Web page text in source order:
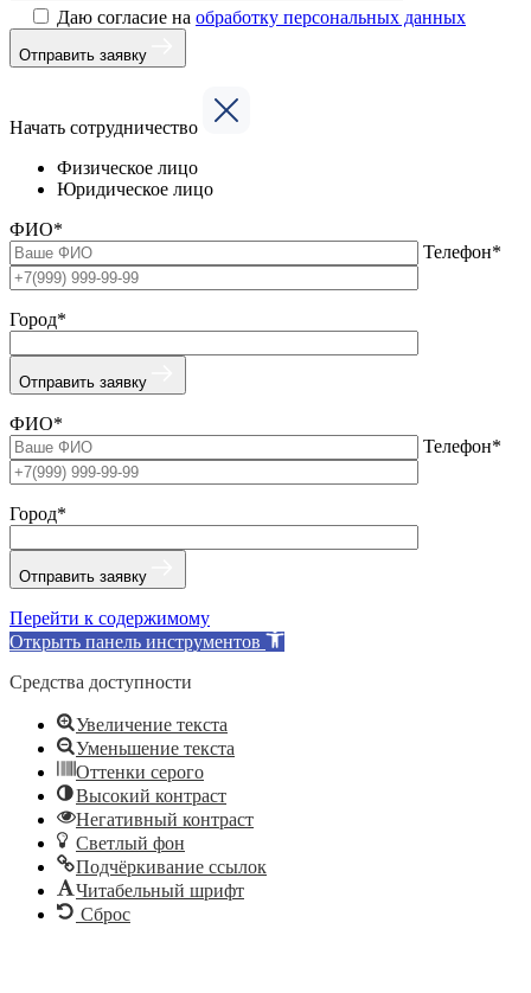
Даю согласие на обработку персональных данных
Отправить заявку
Начать сотрудничество
Физическое лицо
Юридическое лицо
ФИО*
Телефон*
Город*
Отправить заявку
ФИО*
Телефон*
Город*
Отправить заявку
Перейти к содержимому
Открыть панель инструментов
Средства доступности
Увеличение текста
Уменьшение текста
Оттенки серого
Высокий контраст
Негативный контраст
Светлый фон
Подчёркивание ссылок
Читабельный шрифт
Сброс